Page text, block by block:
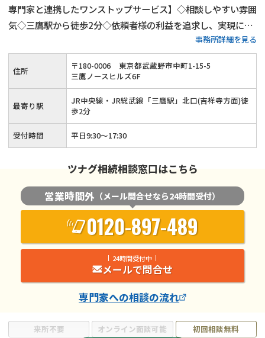
専門家と連携したワンストップサービス】◇相談しやすい雰囲
気◇三鷹駅から徒歩2分◇依頼者様の利益を追求し、実現に全
事務所詳細を見る
来所不要 オンライン面談可能 初回相談無料
住所 〒180-0006
東京都武蔵野市中町1-15-5
三鷹ノースヒルズ6F
最寄り駅
JR中央線・JR総武線「三鷹駅」北口(吉祥寺方面)徒
歩2分
受付時間 平日9:30～17:30
ツナグ相続相談窓口はこちら
営業時間外 （メール問合せなら24時間受付）
0120-897-489
24時間受付中
メールで問合せ
専門家への相談の流れ